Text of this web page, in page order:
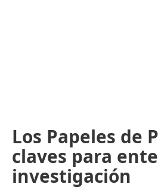
Los Papeles de
claves para
investigación